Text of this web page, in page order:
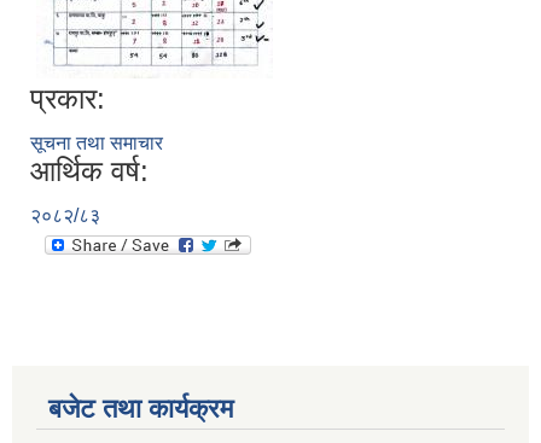
प्रकार:
सूचना तथा समाचार
आर्थिक वर्ष:
२०८२/८३
बजेट तथा कार्यक्रम